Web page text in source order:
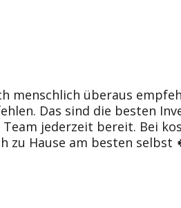
menschlich überaus
Das sind die besten
jederzeit bereit. Bei
zu Hause am besten selbst